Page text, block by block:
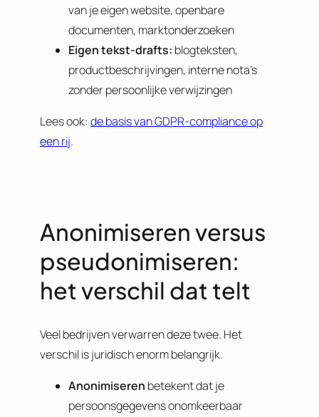
van je eigen website, openbare
documenten, marktonderzoeken
Eigen tekst-drafts: blogteksten,
productbeschrijvingen, interne nota’s
zonder persoonlijke verwijzingen
Lees ook: de basis van GDPR-compliance op
een rij.
Anonimiseren versus
pseudonimiseren:
het verschil dat telt
Veel bedrijven verwarren deze twee. Het
verschil is juridisch enorm belangrijk.
Anonimiseren betekent dat je
persoonsgegevens onomkeerbaar